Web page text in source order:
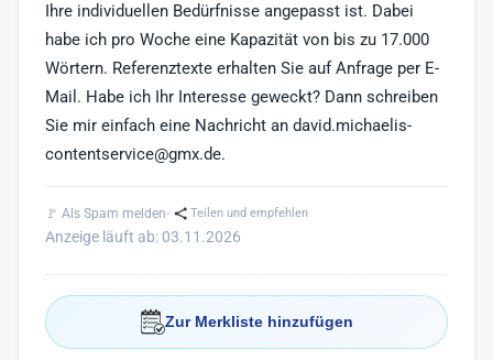
Ihre individuellen Bedürfnisse angepasst ist. Dabei
habe ich pro Woche eine Kapazität von bis zu 17.000
Wörtern. Referenztexte erhalten Sie auf Anfrage per E-
Mail. Habe ich Ihr Interesse geweckt? Dann schreiben
Sie mir einfach eine Nachricht an david.michaelis-
contentservice@gmx.de.
🚩 Als Spam melden· Teilen und empfehlen
Anzeige läuft ab: 03.11.2026
Zur Merkliste hinzufügen